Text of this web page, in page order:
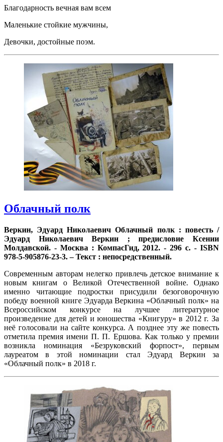
Благодарность вечная вам всем
Маленькие стойкие мужчины,
Девочки, достойные поэм.
Облачный полк
Веркин, Эдуард Николаевич Облачный полк : повесть /
Эдуард Николаевич Веркин ; предисловие Ксении
Молдавской. - Москва : КомпасГид, 2012. - 296 с. - ISBN
978-5-905876-23-3. – Текст : непосредственный.
Современным авторам нелегко привлечь детское внимание к
новым книгам о Великой Отечественной войне. Однако
именно читающие подростки присудили безоговорочную
победу военной книге Эдуарда Веркина «Облачный полк» на
Всероссийском конкурсе на лучшее литературное
произведение для детей и юношества «Книгуру» в 2012 г. За
неё голосовали на сайте конкурса. А позднее эту же повесть
отметила премия имени П. П. Ершова. Как только у премии
возникла номинация «Безруковский форпост», первым
лауреатом в этой номинации стал Эдуард Веркин за
«Облачный полк» в 2018 г.